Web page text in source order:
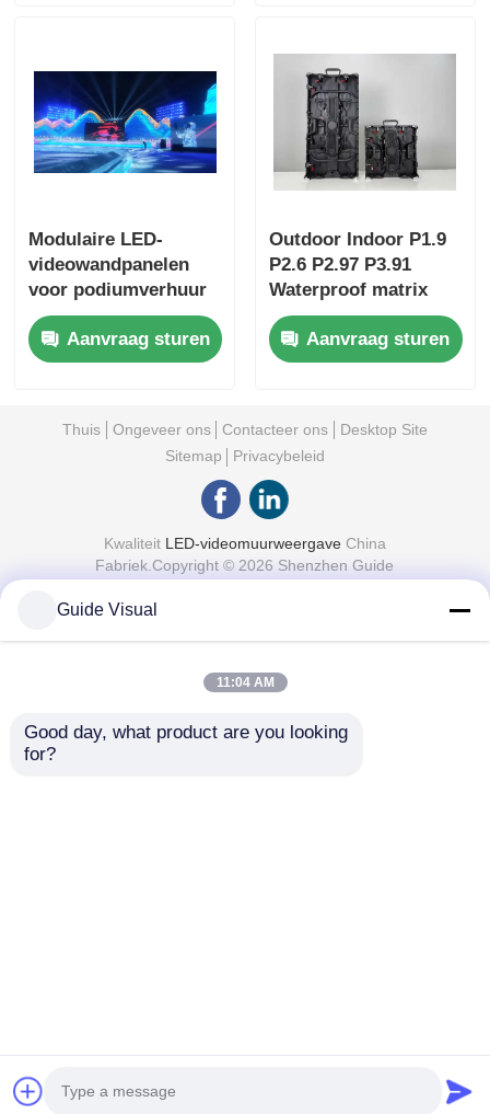
Modulaire LED-
videowandpanelen
voor podiumverhuur
en touringshows
Aanvraag sturen
Outdoor Indoor P1.9
P2.6 P2.97 P3.91
Waterproof matrix
Media Rental Pantalla
Screen Display Panel
Led Video Wall
Aanvraag sturen
Thuis Ongeveer ons Contacteer ons
Desktop Site
Sitemap
Privacybeleid
Kwaliteit LED-videomuurweergaveChina
Fabriek.Copyright © 2026 Shenzhen Guide
Guide Visual
11:04 AM
Good day, what product are you looking
for?